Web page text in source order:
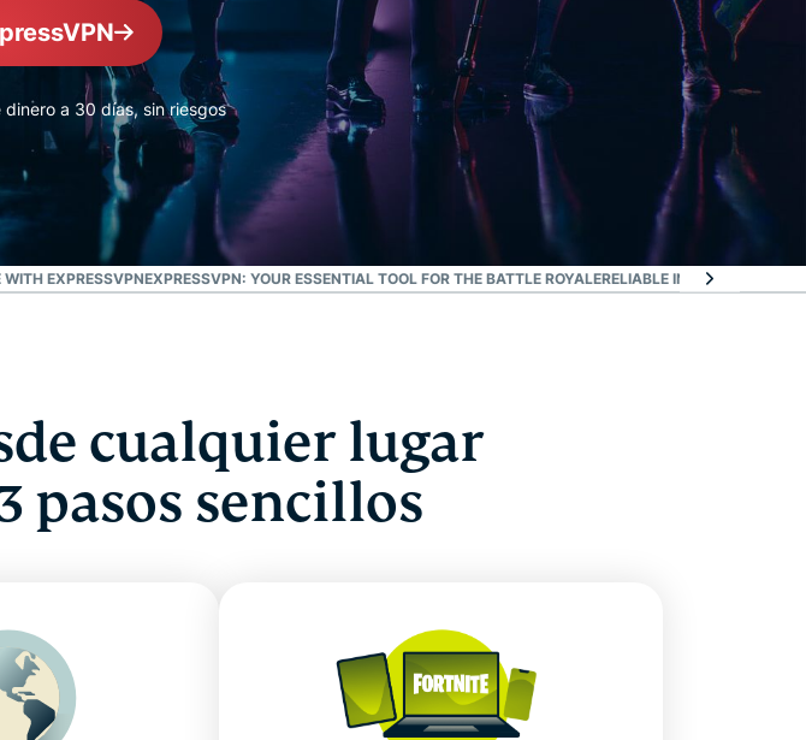
para una
centrada en
la privacidad.
a 30 días, sin riesgos
EXPRESSVPNEXPRESSVPN: YOUR ESSENTIAL TOOL FOR THE BATTLE ROYALERELIABLE IN REAL-WORLD
cualquier lugar
pasos sencillos